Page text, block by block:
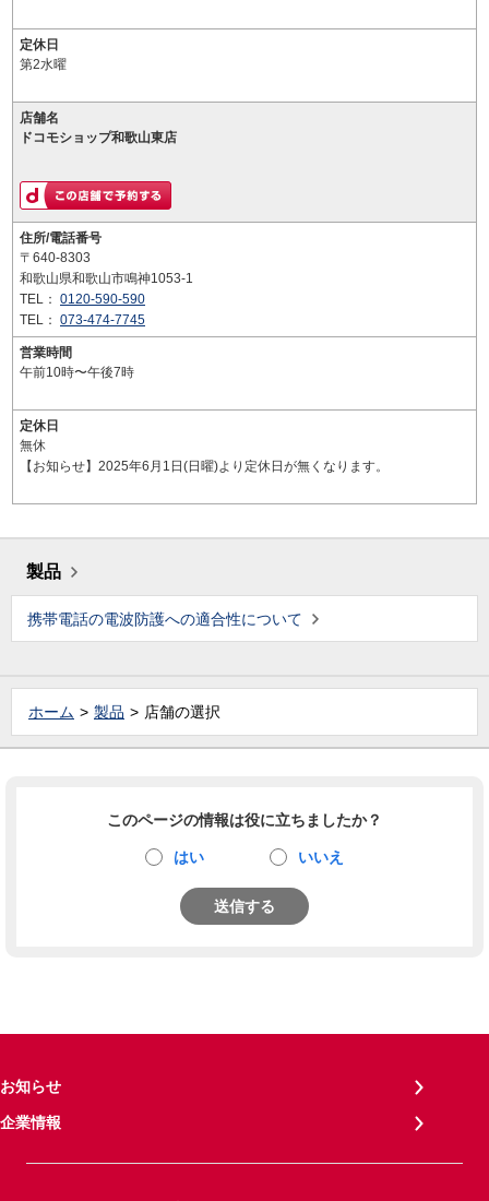
定休日
第2水曜
店舗名
ドコモショップ和歌山東店
住所/電話番号
〒640-8303
和歌山県和歌山市鳴神1053-1
TEL： 0120-590-590
TEL： 073-474-7745
営業時間
午前10時〜午後7時
定休日
無休
【お知らせ】2025年6月1日(日曜)より定休日が無くなります。
製品
携帯電話の電波防護への適合性について
ホーム 製品 店舗の選択
このページの情報は役に立ちましたか？
はい いいえ
送信する
お知らせ
企業情報